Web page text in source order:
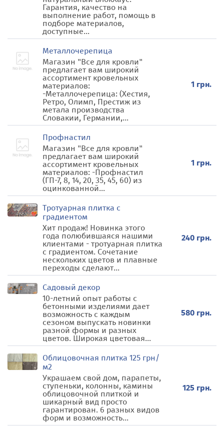
Гарантия, качество на
выполнение работ, помощь в
подборе материалов,
доступные...
Металлочерепица
Магазин "Все для кровли"
предлагает вам широкий
ассортимент кровельных
материалов:
-Металлочерепица: (Хестия,
Ретро, Олимп, Престиж из
метала производства
Словакии, Германии,...
1 грн.
Профнастил
Магазин "Все для кровли"
предлагает вам широкий
ассортимент кровельных
материалов: -Профнастил
(ГП-7, 8, 14, 20, 35, 45, 60) из
оцинкованной...
1 грн.
Тротуарная плитка с
градиентом
Хит продаж! Новинка этого
года полюбившаяся нашими
клиентами - тротуарная плитка
с градиентом. Сочетание
нескольких цветов и плавные
переходы сделают...
240 грн.
Садовый декор
10-летний опыт работы с
бетонными изделиями дает
возможность с каждым
сезоном выпускать новинки
разной формы и разных
цветов. Широкая цветовая...
580 грн.
Облицовочная плитка 125 грн/
м2
Украшаем свой дом, парапеты,
ступеньки, колонны, камины
облицовочной плиткой и
шикарный вид просто
гарантирован. 6 разных видов
форм и возможность...
125 грн.